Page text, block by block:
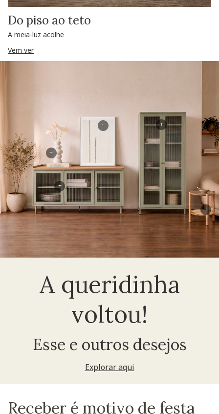
Do piso ao teto
A meia-luz acolhe
Vem ver
A queridinha
voltou!
Esse e outros desejos
Explorar aqui
+
+
+
+
+
Receber é motivo de festa